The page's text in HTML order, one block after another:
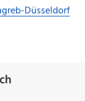
Düsseldorf